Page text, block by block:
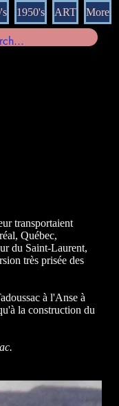
1950's ART More
transportaient
Québec,
du Saint-Laurent,
très prisée des
à l'Anse à
la construction du